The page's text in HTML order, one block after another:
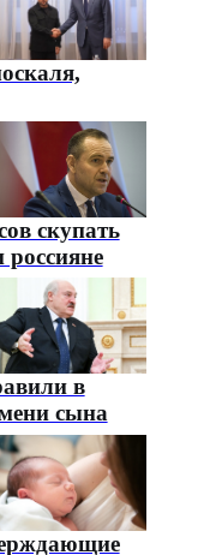
скупать
россияне
в
сына